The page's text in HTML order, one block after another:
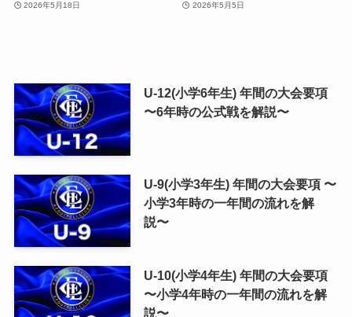
2026年5月18日 2026年5月5日
U-12(小学6年生) 年間の大会要項
〜6年時の公式戦を解説〜
U-9(小学3年生) 年間の大会要項 〜
小学3年時の一年間の流れを解
説〜
U-10(小学4年生) 年間の大会要項
〜小学4年時の一年間の流れを解
説〜